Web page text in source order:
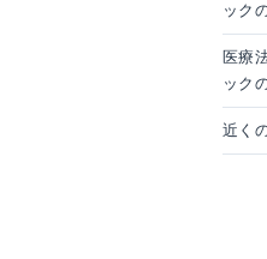
ック
医療
ック
近く